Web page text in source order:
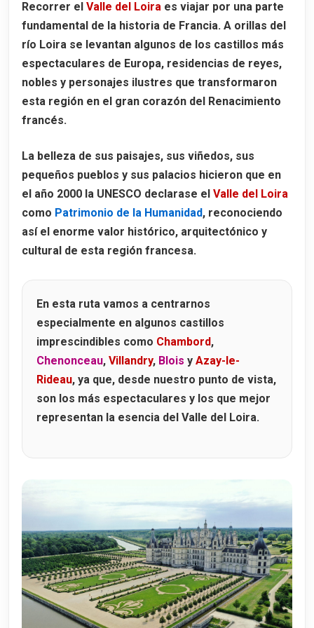
Castillo de Saumur
Historia del Castillo de Saumur
El Museo del Castillo de Saumur
Castillo de Blois
Historia del Château de Blois
Cómo llegar al Château de Blois
El Ala de Luis XII
El Ala de Francisco I
El Ala de Gastón de Orleans
Espectáculo nocturno de Blois
Un poco de historia del Castillo de Langeais
La boda de Ana de Bretaña y Carlos VIII
Castillo de Cheverny
Cómo llegar al Château de Cheverny
Cheverny y Tintín
La visita al Château de Cheverny
Recorrer el Valle del Loira es viajar por una parte
fundamental de la historia de Francia. A orillas del
río Loira se levantan algunos de los castillos más
espectaculares de Europa, residencias de reyes,
nobles y personajes ilustres que transformaron
esta región en el gran corazón del Renacimiento
francés.
La belleza de sus paisajes, sus viñedos, sus
pequeños pueblos y sus palacios hicieron que en
el año 2000 la UNESCO declarase el Valle del Loira
como Patrimonio de la Humanidad, reconociendo
así el enorme valor histórico, arquitectónico y
cultural de esta región francesa.
En esta ruta vamos a centrarnos
especialmente en algunos castillos
imprescindibles como Chambord,
Chenonceau, Villandry, Blois y Azay-le-
Rideau, ya que, desde nuestro punto de vista,
son los más espectaculares y los que mejor
representan la esencia del Valle del Loira.